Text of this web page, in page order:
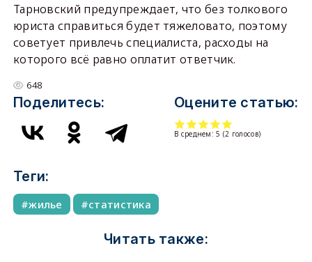
Тарновский предупреждает, что без толкового
юриста справиться будет тяжеловато, поэтому
советует привлечь специалиста, расходы на
которого всё равно оплатит ответчик.
648
Поделитесь: Оцените статью:
В среднем:5 (2 голосов)
Теги:
жилье статистика
Читать также: